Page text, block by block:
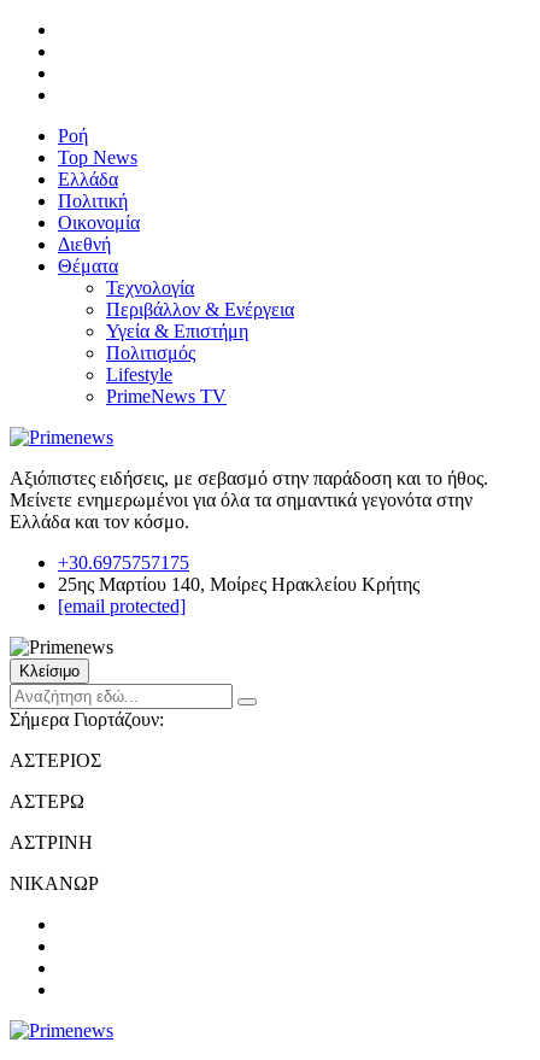
Ροή
Top News
Ελλάδα
Πολιτική
Οικονομία
Διεθνή
Θέματα
Τεχνολογία
Περιβάλλον & Ενέργεια
Υγεία & Επιστήμη
Πολιτισμός
Lifestyle
PrimeNews TV
Αξιόπιστες ειδήσεις, με σεβασμό στην παράδοση και το ήθος.
Μείνετε ενημερωμένοι για όλα τα σημαντικά γεγονότα στην
Ελλάδα και τον κόσμο.
+30.6975757175
25ης Μαρτίου 140, Μοίρες Ηρακλείου Κρήτης
[email protected]
Κλείσιμο
Σήμερα Γιορτάζουν:
ΑΣΤΕΡΙΟΣ
ΑΣΤΕΡΩ
ΑΣΤΡΙΝΗ
ΝΙΚΑΝΩΡ